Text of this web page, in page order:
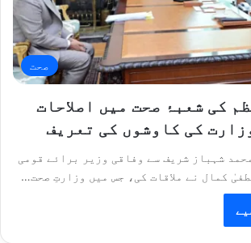
صحت
کی شعبۂ صحت میں اصلاحات
کی کاوشوں کی تعریف
شہباز شریف سے وفاقی وزیر برائے قومی
کمال نے ملاقات کی، جس میں وزارتِ صحت…